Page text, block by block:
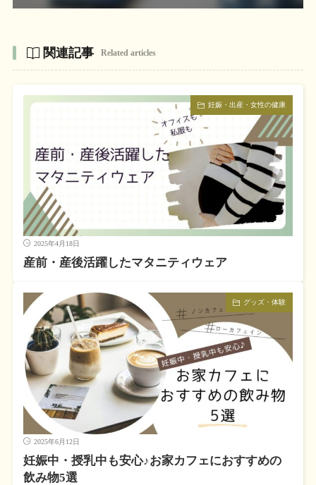
関連記事 Related articles
妊娠・出産・女性の健康
2025年4月18日
産前・産後活躍したマタニティウェア
グッズ・体験
2025年6月12日
妊娠中・授乳中も安心♪お家カフェにおすすめの
飲み物5選